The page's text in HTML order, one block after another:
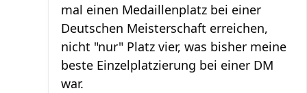
mal einen Medaillenplatz bei einer
Deutschen Meisterschaft erreichen,
nicht "nur" Platz vier, was bisher meine
beste Einzelplatzierung bei einer DM
war.